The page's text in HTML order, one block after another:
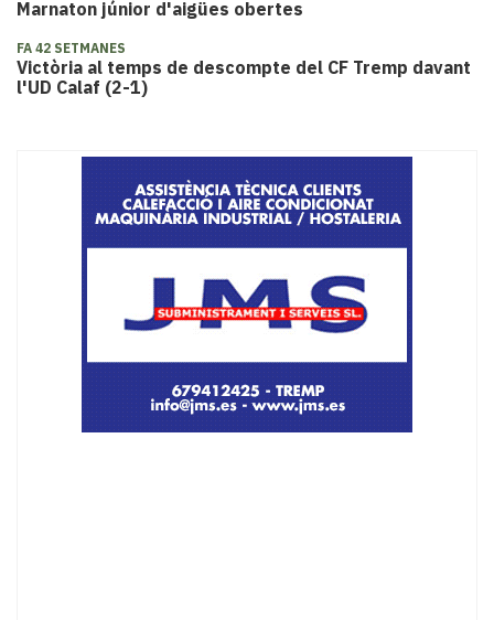
Marnaton júnior d'aigües obertes
FA 42 SETMANES
Victòria al temps de descompte del CF Tremp davant
l'UD Calaf (2-1)